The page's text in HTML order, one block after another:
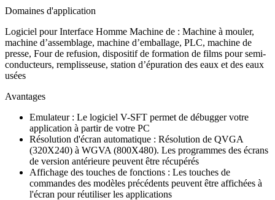
Domaines d'application
Logiciel pour Interface Homme Machine de : Machine à mouler,
machine d’assemblage, machine d’emballage, PLC, machine de
presse, Four de refusion, dispositif de formation de films pour semi-
conducteurs, remplisseuse, station d’épuration des eaux et des eaux
usées
Avantages
Emulateur : Le logiciel V-SFT permet de débugger votre
application à partir de votre PC
Résolution d'écran automatique : Résolution de QVGA
(320X240) à WGVA (800X480). Les programmes des écrans
de version antérieure peuvent être récupérés
Affichage des touches de fonctions : Les touches de
commandes des modèles précédents peuvent être affichées à
l'écran pour réutiliser les applications